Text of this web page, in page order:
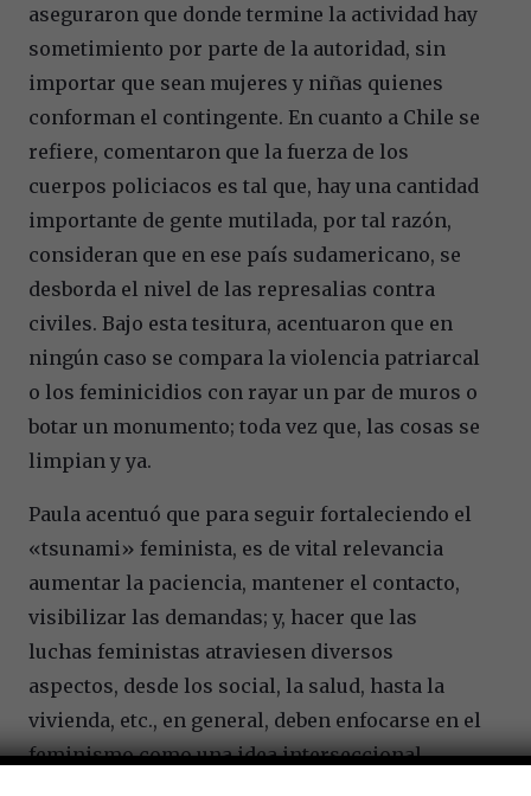
aseguraron que donde termine la actividad hay
sometimiento por parte de la autoridad, sin
importar que sean mujeres y niñas quienes
conforman el contingente. En cuanto a Chile se
refiere, comentaron que la fuerza de los
cuerpos policiacos es tal que, hay una cantidad
importante de gente mutilada, por tal razón,
consideran que en ese país sudamericano, se
desborda el nivel de las represalias contra
civiles. Bajo esta tesitura, acentuaron que en
ningún caso se compara la violencia patriarcal
o los feminicidios con rayar un par de muros o
botar un monumento; toda vez que, las cosas se
limpian y ya.
Paula acentuó que para seguir fortaleciendo el
«tsunami» feminista, es de vital relevancia
aumentar la paciencia, mantener el contacto,
visibilizar las demandas; y, hacer que las
luchas feministas atraviesen diversos
aspectos, desde los social, la salud, hasta la
vivienda, etc., en general, deben enfocarse en el
feminismo como una idea interseccional,